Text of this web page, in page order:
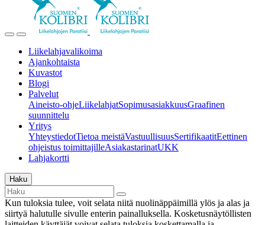
Liikelahjavalikoima
Ajankohtaista
Kuvastot
Blogi
Palvelut
Aineisto-ohjeLiikelahjatSopimusasiakkuusGraafinen
suunnittelu
Yritys
YhteystiedotTietoa meistäVastuullisuusSertifikaatitEettinen
ohjeistus toimittajilleAsiakastarinatUKK
Lahjakortti
Haku
Kun tuloksia tulee, voit selata niitä nuolinäppäimillä ylös ja alas ja
siirtyä halutulle sivulle enterin painalluksella. Kosketusnäytöllisten